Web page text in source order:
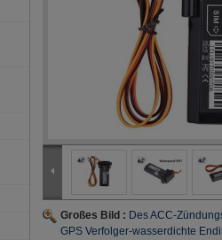
Großes Bild : Des ACC-
GPS Verfolger-wasserdichte